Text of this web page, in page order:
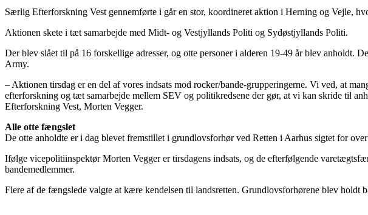
Særlig Efterforskning Vest gennemførte i går en stor, koordineret aktion i Herning og Vejle,
Aktionen skete i tæt samarbejde med Midt- og Vestjyllands Politi og Sydøstjyllands Politi.
Der blev slået til på 16 forskellige adresser, og otte personer i alderen 19-49 år blev
Army.
– Aktionen tirsdag er en del af vores indsats mod rocker/bande-grupperingerne. Vi ved, at
efterforskning og tæt samarbejde mellem SEV og politikredsene der gør, at vi kan skride til
Efterforskning Vest, Morten Vegger.
Alle otte fængslet
De otte anholdte er i dag blevet fremstillet i grundlovsforhør ved Retten i Aarhus sigtet for
Ifølge vicepolitiinspektør Morten Vegger er tirsdagens indsats, og de efterfølgende
bandemedlemmer.
Flere af de fængslede valgte at kære kendelsen til landsretten. Grundlovsforhørene blev holdt